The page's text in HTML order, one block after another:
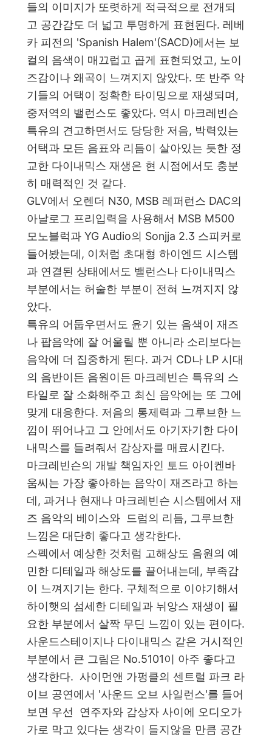
들의 이미지가 또렷하게 적극적으로 전개되
고 공간감도 더 넓고 투명하게 표현된다. 레베
카 피전의 'Spanish Halem'(SACD)에서는 보
컬의 음색이 매끄럽고 곱게 표현되었고, 노이
즈감이나 왜곡이 느껴지지 않았다. 또 반주 악
기들의 어택이 정확한 타이밍으로 재생되며,
중저역의 밸런스도 좋았다. 역시 마크레빈슨
특유의 견고하면서도 당당한 저음, 박력있는
어택과 모든 음표와 리듬이 살아있는 듯한 정
교한 다이내믹스 재생은 현 시점에서도 충분
히 매력적인 것 같다.
GLV에서 오렌더 N30, MSB 레퍼런스 DAC의
아날로그 프리입력을 사용해서 MSB M500
모노블럭과 YG Audio의 Sonjja 2.3 스피커로
들어봤는데, 이처럼 초대형 하이엔드 시스템
과 연결된 상태에서도 밸런스나 다이내믹스
부분에서는 허술한 부분이 전혀 느껴지지 않
았다.
특유의 어둡우면서도 윤기 있는 음색이 재즈
나 팝음악에 잘 어울릴 뿐 아니라 소리보다는
음악에 더 집중하게 된다. 과거 CD나 LP 시대
의 음반이든 음원이든 마크레빈슨 특유의 스
타일로 잘 소화해주고 최신 음악에는 또 그에
맞게 대응한다. 저음의 통제력과 그루브한 느
낌이 뛰어나고 그 안에서도 아기자기한 다이
내믹스를 들려줘서 감상자를 매료시킨다.
마크레빈슨의 개발 책임자인 토드 아이켄바
움씨는 가장 좋아하는 음악이 재즈라고 하는
데, 과거나 현재나 마크레빈슨 시스템에서 재
즈 음악의 베이스와 드럼의 리듬, 그루브한
느낌은 대단히 좋다고 생각한다.
스펙에서 예상한 것처럼 고해상도 음원의 예
민한 디테일과 해상도를 끌어내는데, 부족감
이 느껴지기는 한다. 구체적으로 이야기해서
하이햇의 섬세한 디테일과 뉘앙스 재생이 필
요한 부분에서 살짝 무딘 느낌이 있는 편이다.
사운드스테이지나 다이내믹스 같은 거시적인
부분에서 큰 그림은 No.5101이 아주 좋다고
생각한다. 사이먼앤 가펑클의 센트럴 파크 라
이브 공연에서 '사운드 오브 사일런스'를 들어
보면 우선 연주자와 감상자 사이에 오디오가
가로 막고 있다는 생각이 들지않을 만큼 공간